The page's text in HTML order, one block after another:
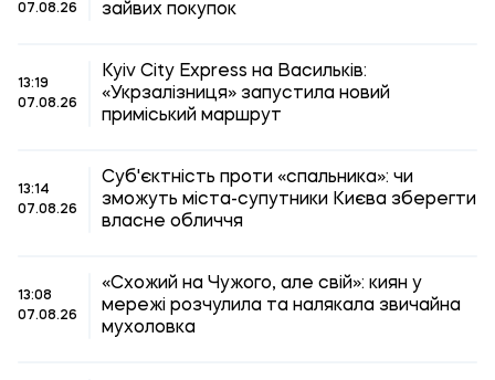
07.08.26
зайвих покупок
13:19
07.08.26
Kyiv City Express на Васильків:
«Укрзалізниця» запустила новий
приміський маршрут
13:14
07.08.26
Суб'єктність проти «спальника»: чи
зможуть міста-супутники Києва зберегти
власне обличчя
13:08
07.08.26
«Схожий на Чужого, але свій»: киян у
мережі розчулила та налякала звичайна
мухоловка